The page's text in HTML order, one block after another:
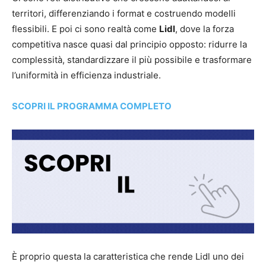
territori, differenziando i format e costruendo modelli
flessibili. E poi ci sono realtà come Lidl, dove la forza
competitiva nasce quasi dal principio opposto: ridurre la
complessità, standardizzare il più possibile e trasformare
l’uniformità in efficienza industriale.
SCOPRI IL PROGRAMMA COMPLETO
È proprio questa la caratteristica che rende Lidl uno dei